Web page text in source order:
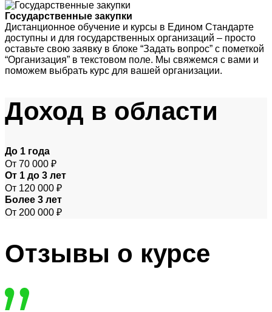
Государственные закупки
Дистанционное обучение и курсы в Едином Стандарте
доступны и для государственных организаций – просто
оставьте свою заявку в блоке “Задать вопрос” с пометкой
“Организация” в текстовом поле. Мы свяжемся с вами и
поможем выбрать курс для вашей организации.
Доход в области
До 1 года
От 70 000 ₽
От 1 до 3 лет
От 120 000 ₽
Более 3 лет
От 200 000 ₽
Отзывы о курсе